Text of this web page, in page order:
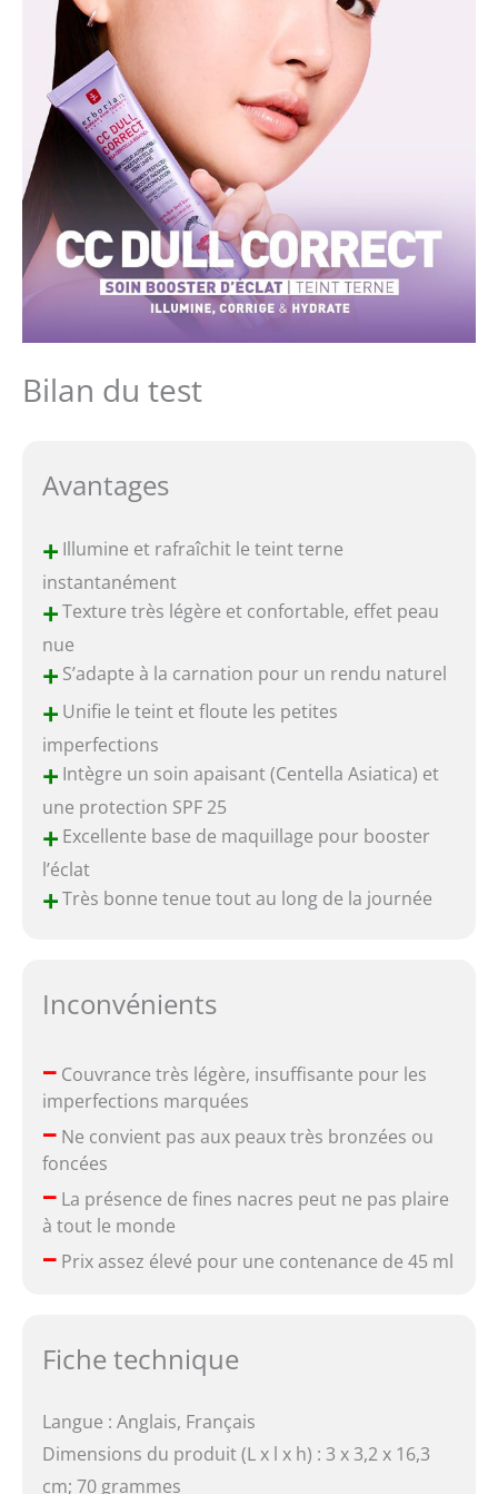
Bilan du test
Avantages
+Illumine et rafraîchit le teint terne
instantanément
+Texture très légère et confortable, effet peau
nue
+S’adapte à la carnation pour un rendu naturel
+Unifie le teint et floute les petites
imperfections
+Intègre un soin apaisant (Centella Asiatica) et
une protection SPF 25
+Excellente base de maquillage pour booster
l’éclat
+Très bonne tenue tout au long de la journée
Inconvénients
–Couvrance très légère, insuffisante pour les
imperfections marquées
–Ne convient pas aux peaux très bronzées ou
foncées
–La présence de fines nacres peut ne pas plaire
à tout le monde
–Prix assez élevé pour une contenance de 45 ml
Fiche technique
Langue : Anglais, Français
Dimensions du produit (L x l x h) : 3 x 3,2 x 16,3
cm; 70 grammes